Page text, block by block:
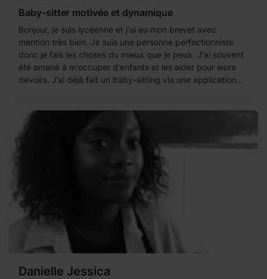
Baby-sitter motivée et dynamique
Bonjour, je suis lycéenne et j'ai eu mon brevet avec
mention très bien. Je suis une personne perfectionniste
donc je fais les choses du mieux que je peux. J'ai souvent
été amené à m'occuper d'enfants et les aider pour leurs
devoirs. J’ai déjà fait un baby-sitting via une application...
Danielle Jessica